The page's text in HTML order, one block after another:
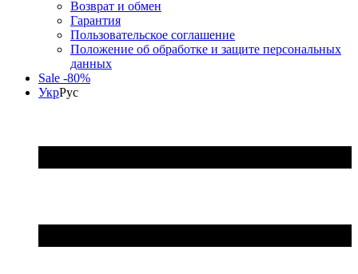
Возврат и обмен
Гарантия
Пользовательское соглашение
Положение об обработке и защите персональных
данных
Sale -80%
УкрРус